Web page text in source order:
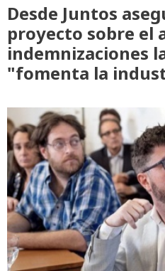
Desde Juntos
proyecto sobre el
indemnizaciones
"fomenta la